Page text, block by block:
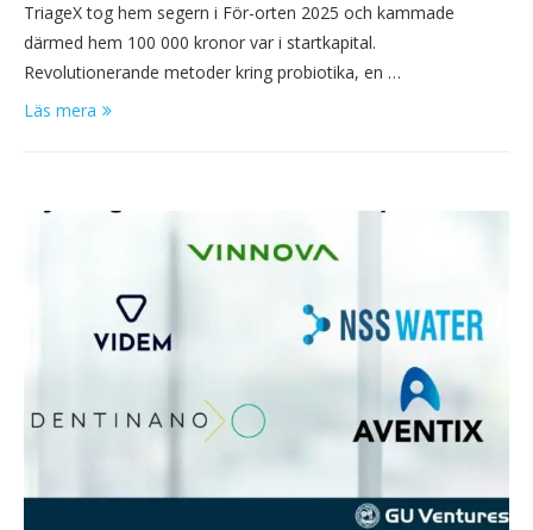
TriageX tog hem segern i För-orten 2025 och kammade
därmed hem 100 000 kronor var i startkapital.
Revolutionerande metoder kring probiotika, en …
Läs mera